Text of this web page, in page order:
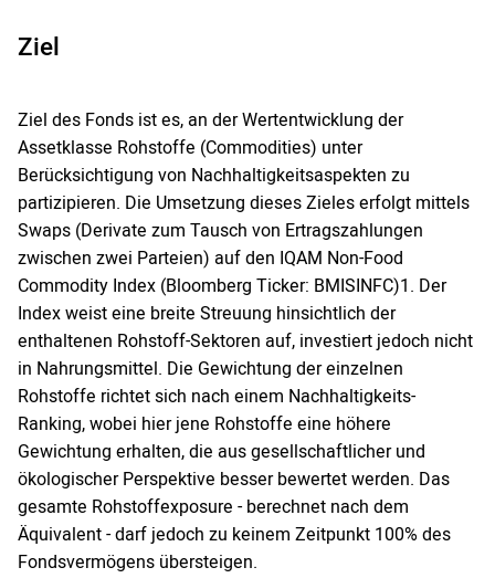
Ziel
Ziel des Fonds ist es, an der Wertentwicklung der
Assetklasse Rohstoffe (Commodities) unter
Berücksichtigung von Nachhaltigkeitsaspekten zu
partizipieren. Die Umsetzung dieses Zieles erfolgt mittels
Swaps (Derivate zum Tausch von Ertragszahlungen
zwischen zwei Parteien) auf den IQAM Non-Food
Commodity Index (Bloomberg Ticker: BMISINFC)1. Der
Index weist eine breite Streuung hinsichtlich der
enthaltenen Rohstoff-Sektoren auf, investiert jedoch nicht
in Nahrungsmittel. Die Gewichtung der einzelnen
Rohstoffe richtet sich nach einem Nachhaltigkeits-
Ranking, wobei hier jene Rohstoffe eine höhere
Gewichtung erhalten, die aus gesellschaftlicher und
ökologischer Perspektive besser bewertet werden. Das
gesamte Rohstoffexposure - berechnet nach dem
Äquivalent - darf jedoch zu keinem Zeitpunkt 100% des
Fondsvermögens übersteigen.